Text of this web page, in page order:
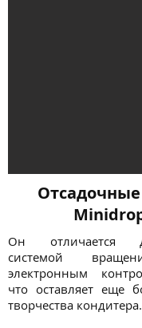
Он отличается
системой
электронным
что оставляет еще
творчества кондитера.